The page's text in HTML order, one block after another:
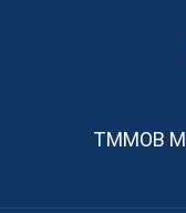
TMMOB